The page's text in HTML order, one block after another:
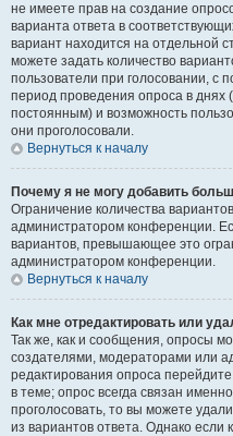
не имеете прав на создание
варианта ответа в
вариант находится на отдельной
можете задать количество
пользователи при голосовании, с
период проведения опроса в днях
постоянным) и возможность
они проголосовали.
Вернуться к началу
Почему я не могу добавить
Ограничение количества
администратором конференции.
вариантов, превышающее это
администратором конференции.
Вернуться к началу
Как мне отредактировать или
Так же, как и сообщения, опросы
создателями, модераторами или
редактирования опроса
в теме; опрос всегда связан
проголосовать, то вы можете
из вариантов ответа. Однако если